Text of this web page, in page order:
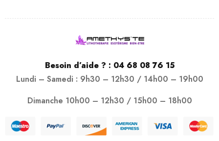
Besoin d’aide ? : 04 68 08 76 15
Lundi – Samedi : 9h30 – 12h30 / 14h00 – 19h00
Dimanche 10h00 – 12h30 / 15h00 – 18h00